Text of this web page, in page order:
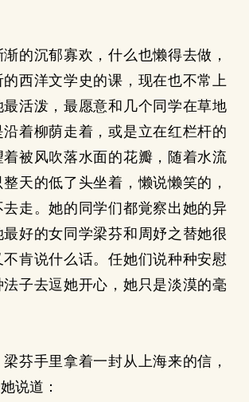
沉郁寡欢，什么也懒得去做，
西洋文学史的课，现在也不常上
活泼，最愿意和几个同学在草地
着柳荫走着，或是立在红栏杆的
被风吹落水面的花瓣，随着水流
天的低了头坐着，懒说懒笑的，
走。她的同学们都覚察出她的异
好的女同学梁芬和周妤之替她很
肯说什么话。任她们说种种安慰
子去逗她开心，她只是淡漠的毫
手里拿着一封从上海来的信，
说道：